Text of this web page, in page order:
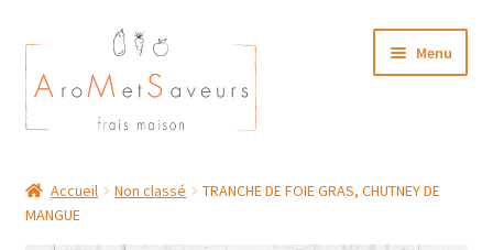
Aller
à
la
navigation
Aller
au
contenu
Menu
Plat du Jour/ Menu Week end
Accueil Non classé
TRANCHE DE FOIE GRAS, CHUTNEY DE
MANGUE